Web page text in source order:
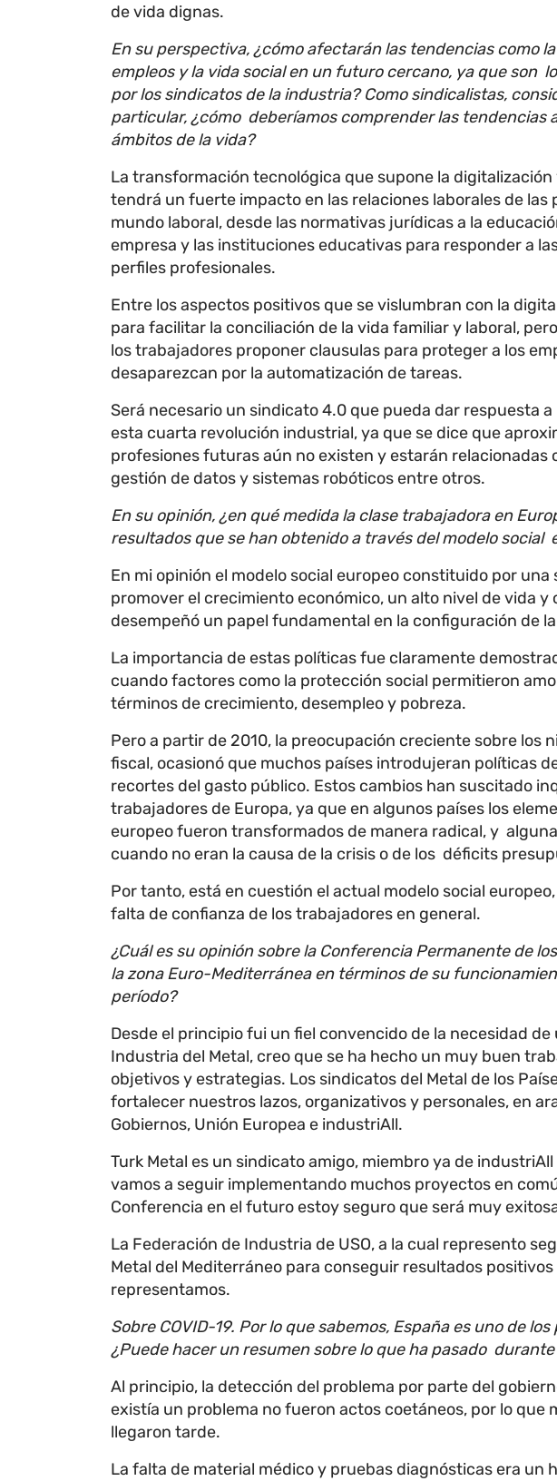
de vida dignas.
En su perspectiva, ¿cómo afectarán las tendencias como
empleos y la vida social en un futuro cercano, ya que son
por los sindicatos de la industria? Comosindicalistas,
particular, ¿cómo deberíamos comprender las tendencias
ámbitos de la vida?
La transformación tecnológica que supone la
tendrá un fuerte impacto en las relaciones laborales de
mundo laboral, desde las normativas jurídicas a la
empresa y las instituciones educativas para responder a
perfiles profesionales.
Entre los aspectos positivos que se vislumbran con la
para facilitar la conciliación de la vida familiar y laboral,
los trabajadores proponer clausulas para proteger a los
desaparezcan por la automatización de tareas.
Será necesario un sindicato 4.0 que pueda dar respuesta
esta cuarta revolución industrial, ya que se dice que
profesiones futuras aún no existen y estarán relacionadas
gestión de datos y sistemas robóticos entre otros.
En su opinión, ¿en qué medida la clase trabajadora en
resultados que se han obtenido a través del modelo social
En mi opinión el modelo social europeo constituido por
promover el crecimiento económico, un alto nivel de vida
desempeñó un papel fundamental en la configuración de
La importancia de estas políticas fue claramente
cuando factores como la protección social permitieron
términos de crecimiento, desempleo y pobreza.
Pero a partir de 2010, la preocupación creciente sobre los
fiscal, ocasionó que muchos países introdujeran políticas
recortes del gasto público. Estos cambios han suscitado
trabajadores de Europa, ya que en algunos países los
europeo fueron transformados de manera radical, y
cuando no eran la causa de la crisis o de los déficits
Por tanto, está en cuestión el actual modelo social
falta de confianza de los trabajadores en general.
¿Cuál es su opinión sobre la Conferencia Permanente de
la zona Euro-Mediterránea en términos de su
período?
Desde el principio fui un fiel convencido de la necesidad
Industria del Metal, creo que se ha hecho un muy buen
objetivos y estrategias. Los sindicatos del Metal de los
fortalecer nuestros lazos, organizativos y personales, en
Gobiernos, Unión Europea e industriAll.
Turk Metal es un sindicato amigo, miembro ya de
vamos a seguir implementando muchos proyectos en
Conferencia en el futuro estoy seguro que será muy
La Federación de Industria de USO, a la cual represento
Metal del Mediterráneo para conseguir resultados
representamos.
Sobre COVID-19. Por lo que sabemos, España es uno de
¿Puede hacer un resumen sobre lo que ha pasado
Al principio, la detección del problema por parte del
existía un problema no fueron actos coetáneos, por lo que
llegaron tarde.
La falta de material médico y pruebas diagnósticas era un